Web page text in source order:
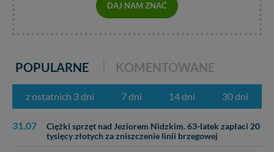
DAJ NAM ZNAĆ
POPULARNE KOMENTOWANE
z ostatnich 3 dni 7 dni 14 dni 30 dni
31.07
Ciężki sprzęt nad Jeziorem Nidzkim. 63-latek zapłaci 20
tysięcy złotych za zniszczenie linii brzegowej